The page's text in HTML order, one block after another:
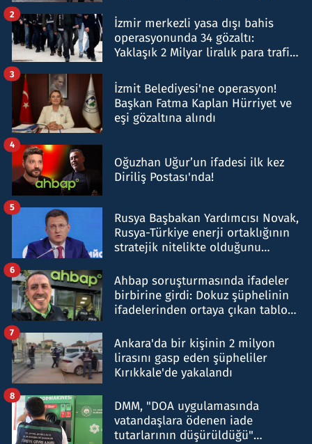
İzmir merkezli yasa dışı bahis
operasyonunda 34 gözaltı:
Yaklaşık 2 Milyar liralık para trafiği
2
İzmit Belediyesi'ne operasyon!
Başkan Fatma Kaplan Hürriyet ve
eşi gözaltına alındı
3
Oğuzhan Uğur’un ifadesi ilk kez
Diriliş Postası'nda!
4
Rusya Başbakan Yardımcısı Novak,
Rusya-Türkiye enerji ortaklığının
stratejik nitelikte olduğunu
5
Ahbap soruşturmasında ifadeler
birbirine girdi: Dokuz şüphelinin
ifadelerinden ortaya çıkan tablo
6
Ankara'da bir kişinin 2 milyon
lirasını gasp eden şüpheliler
Kırıkkale'de yakalandı
7
DMM, "DOA uygulamasında
vatandaşlara ödenen iade
tutarlarının düşürüldüğü"
8